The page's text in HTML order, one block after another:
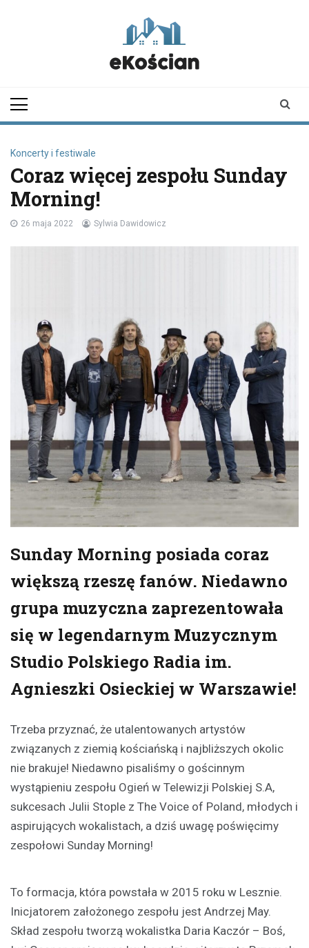
Koncerty i festiwale
Coraz więcej zespołu Sunday
Morning!
26 maja 2022 Sylwia Dawidowicz
Sunday Morning posiada coraz
większą rzeszę fanów. Niedawno
grupa muzyczna zaprezentowała
się w legendarnym Muzycznym
Studio Polskiego Radia im.
Agnieszki Osieckiej w Warszawie!
Trzeba przyznać, że utalentowanych artystów
związanych z ziemią kościańską i najbliższych okolic
nie brakuje! Niedawno pisaliśmy o gościnnym
wystąpieniu zespołu Ogień w Telewizji Polskiej S.A,
sukcesach Julii Stople z The Voice of Poland, młodych i
aspirujących wokalistach, a dziś uwagę poświęcimy
zespołowi Sunday Morning!
To formacja, która powstała w 2015 roku w Lesznie.
Inicjatorem założonego zespołu jest Andrzej May.
Skład zespołu tworzą wokalistka Daria Kaczór – Boś,